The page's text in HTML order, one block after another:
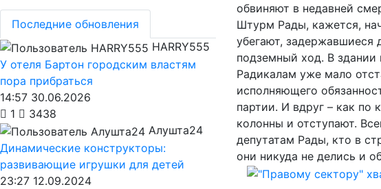
обвиняют в недавней
Штурм Рады, кажется,
убегают, задержавшиеся
подземный ход. В здании
Радикалам уже мало
исполняющего
партии. И вдруг – как по
колонны и отступают.
депутатам Рады, кто в
они никуда не делись и
Последние обновления
HARRY555
У отеля Бартон городским властям
пора прибраться
14:57 30.06.2026
1
3438
Алушта24
Динамические конструкторы:
развивающие игрушки для детей
23:27 12.09.2024